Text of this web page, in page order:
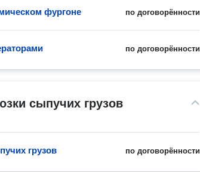
по договорённости
фургоне
по договорённости
сыпучих грузов
по договорённости
грузов